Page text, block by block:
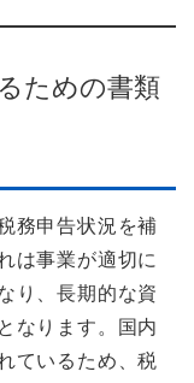
ための書類
務申告状況を補
は事業が適切に
り、長期的な資
なります。国内
ているため、税